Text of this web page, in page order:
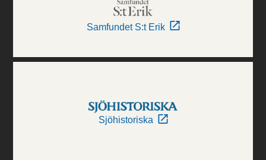
Samfundet S:t Erik
Sjöhistoriska